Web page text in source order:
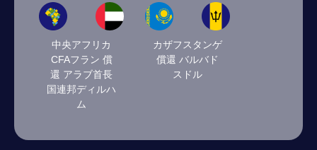
中央アフリカ
CFAフラン 償
還 アラブ首長
国連邦ディルハ
ム
カザフスタンゲ
償還 バルバド
スドル